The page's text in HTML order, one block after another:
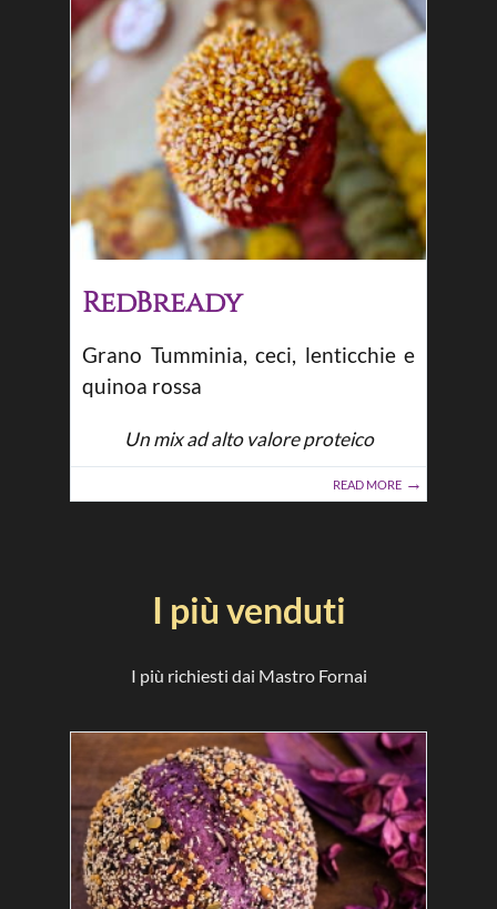
RedBready
Grano Tumminia, ceci, lenticchie e
quinoa rossa
Un mix ad alto valore proteico
READ MORE
I più venduti
I più richiesti dai Mastro Fornai